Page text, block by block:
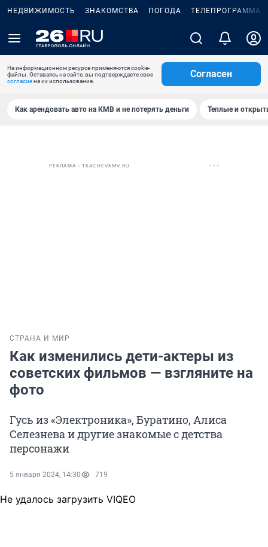
НЕДВИЖИМОСТЬ ЗНАКОМСТВА ПОГОДА ТЕЛЕПРОГРАММА
На информационном ресурсе применяются cookie-
файлы. Оставаясь на сайте, вы подтверждаете свое
согласиена их использование.
Согласен
Как арендовать авто на КМВ и не потерять деньги Теплые и
РЕКЛАМА • TKACHEVKMV.RU
СТРАНА И МИР
Как изменились дети-актеры из
советских фильмов — взгляните на
фото
Гусь из «Электроника», Буратино, Алиса
Селезнева и другие знакомые с детства
персонажи
5 января 2024, 14:30 719
Не удалось загрузить VIQEO